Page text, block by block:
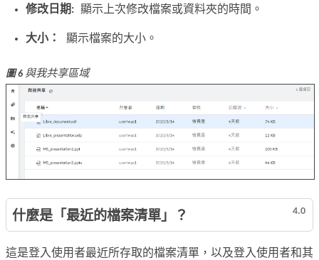
修改日期: 顯示上次修改檔案或資料夾的時間。
大小： 顯示檔案的大小。
圖 6 與我共享區域
4.0
什麼是「最近的檔案清單」？
這是登入使用者最近所存取的檔案清單，以及登入使用者和其